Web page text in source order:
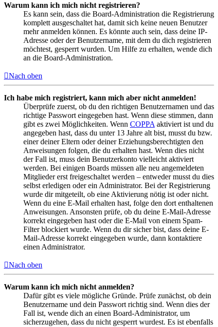
Warum kann ich mich nicht registrieren?
Es kann sein, dass die Board-Administration die Registrierung
komplett ausgeschaltet hat, damit sich keine neuen Benutzer
mehr anmelden können. Es könnte auch sein, dass deine IP-
Adresse oder der Benutzername, mit dem du dich registrieren
möchtest, gesperrt wurden. Um Hilfe zu erhalten, wende dich
an die Board-Administration.
Nach oben
Ich habe mich registriert, kann mich aber nicht anmelden!
Überprüfe zuerst, ob du den richtigen Benutzernamen und das
richtige Passwort eingegeben hast. Wenn diese stimmen, dann
gibt es zwei Möglichkeiten. Wenn COPPA aktiviert ist und du
angegeben hast, dass du unter 13 Jahre alt bist, musst du bzw.
einer deiner Eltern oder deiner Erziehungsberechtigten den
Anweisungen folgen, die du erhalten hast. Wenn dies nicht
der Fall ist, muss dein Benutzerkonto vielleicht aktiviert
werden. Bei einigen Boards müssen alle neu angemeldeten
Mitglieder erst freigeschaltet werden – entweder musst du dies
selbst erledigen oder ein Administrator. Bei der Registrierung
wurde dir mitgeteilt, ob eine Aktivierung nötig ist oder nicht.
Wenn du eine E-Mail erhalten hast, folge den dort enthaltenen
Anweisungen. Ansonsten prüfe, ob du deine E-Mail-Adresse
korrekt eingegeben hast oder die E-Mail von einem Spam-
Filter blockiert wurde. Wenn du dir sicher bist, dass deine E-
Mail-Adresse korrekt eingegeben wurde, dann kontaktiere
einen Administrator.
Nach oben
Warum kann ich mich nicht anmelden?
Dafür gibt es viele mögliche Gründe. Prüfe zunächst, ob dein
Benutzername und dein Passwort richtig sind. Wenn dies der
Fall ist, wende dich an einen Board-Administrator, um
sicherzugehen, dass du nicht gesperrt wurdest. Es ist ebenfalls